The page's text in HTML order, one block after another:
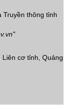
Truyền thông tỉnh
cơ tỉnh, Quảng